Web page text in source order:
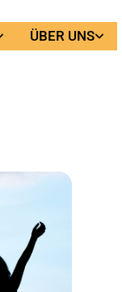
ÜBER UNS